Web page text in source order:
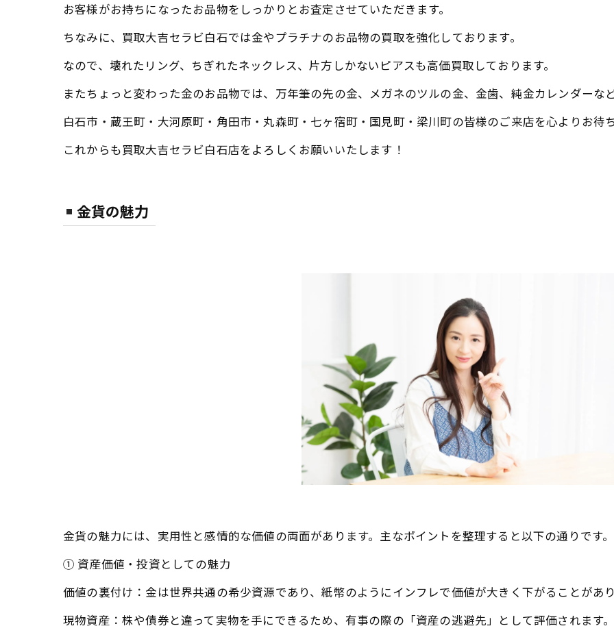
お客様がお持ちになったお品物をしっかりとお査定させていただきます。
ちなみに、買取大吉セラビ白石では金やプラチナのお品物の買取を強化しております。
なので、壊れたリング、ちぎれたネックレス、片方しかないピアスも高価買取しております。
またちょっと変わった金のお品物では、万年筆の先の金、メガネのツルの金、金歯、純金カレンダーな
白石市・蔵王町・大河原町・角田市・丸森町・七ヶ宿町・国見町・梁川町の皆様のご来店を心よりお待
これからも買取大吉セラビ白石店をよろしくお願いいたします！
金貨の魅力
金貨の魅力には、実用性と感情的な価値の両面があります。主なポイントを整理すると以下の通りです。
① 資産価値・投資としての魅力
価値の裏付け：金は世界共通の希少資源であり、紙幣のようにインフレで価値が大きく下がることがあり
現物資産：株や債券と違って実物を手にできるため、有事の際の「資産の逃避先」として評価されます。